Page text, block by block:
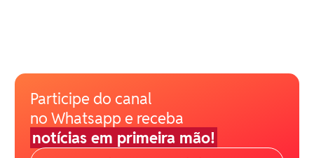
Participe do canal
no Whatsapp e receba
notícias em primeira mão!